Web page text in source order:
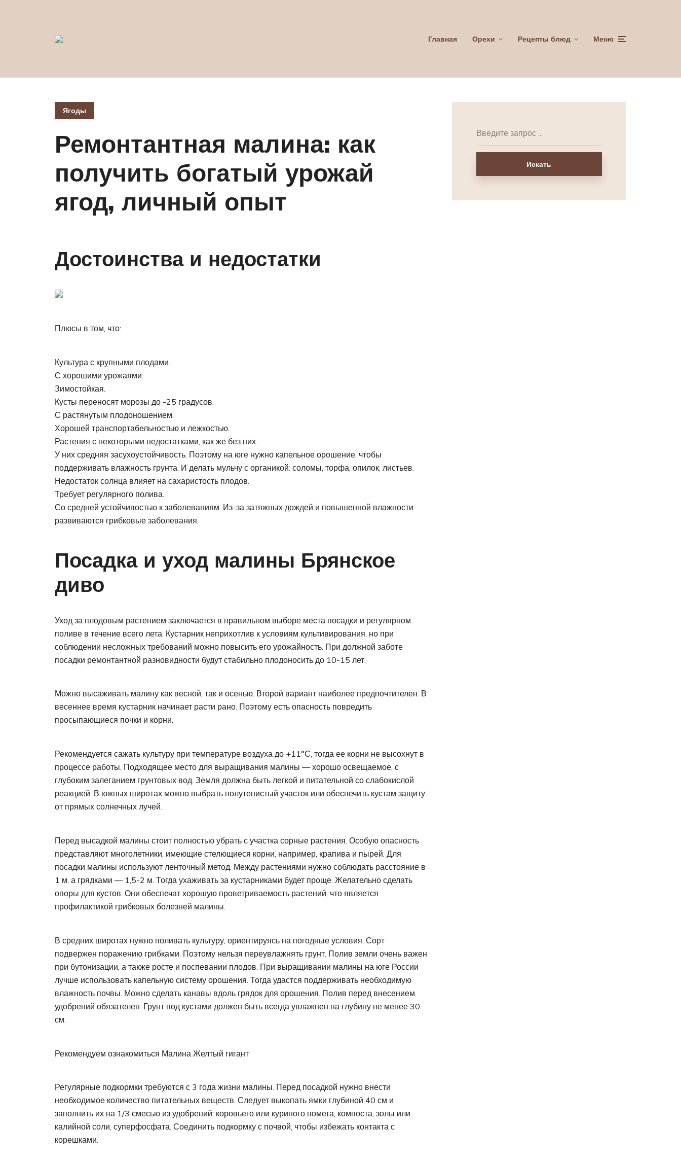
Главная Орехи Рецепты блюд Меню
Ягоды
Ремонтантная малина: как
получить богатый урожай
ягод, личный опыт
Достоинства и недостатки
Плюсы в том, что:
Культура с крупными плодами.
С хорошими урожаями.
Зимостойкая.
Кусты переносят морозы до -25 градусов.
С растянутым плодоношением.
Хорошей транспортабельностью и лежкостью.
Растения с некоторыми недостатками, как же без них.
У них средняя засухоустойчивость. Поэтому на юге нужно капельное орошение, чтобы
поддерживать влажность грунта. И делать мульчу с органикой: соломы, торфа, опилок, листьев.
Недостаток солнца влияет на сахаристость плодов.
Требует регулярного полива.
Со средней устойчивостью к заболеваниям. Из-за затяжных дождей и повышенной влажности
развиваются грибковые заболевания.
Посадка и уход малины Брянское
диво
Уход за плодовым растением заключается в правильном выборе места посадки и регулярном
поливе в течение всего лета. Кустарник неприхотлив к условиям культивирования, но при
соблюдении несложных требований можно повысить его урожайность. При должной заботе
посадки ремонтантной разновидности будут стабильно плодоносить до 10-15 лет.
Можно высаживать малину как весной, так и осенью. Второй вариант наиболее предпочтителен. В
весеннее время кустарник начинает расти рано. Поэтому есть опасность повредить
просыпающиеся почки и корни.
Рекомендуется сажать культуру при температуре воздуха до +11°С, тогда ее корни не высохнут в
процессе работы. Подходящее место для выращивания малины — хорошо освещаемое, с
глубоким залеганием грунтовых вод. Земля должна быть легкой и питательной со слабокислой
реакцией. В южных широтах можно выбрать полутенистый участок или обеспечить кустам защиту
от прямых солнечных лучей.
Перед высадкой малины стоит полностью убрать с участка сорные растения. Особую опасность
представляют многолетники, имеющие стелющиеся корни, например, крапива и пырей. Для
посадки малины используют ленточный метод. Между растениями нужно соблюдать расстояние в
1 м, а грядками — 1,5-2 м. Тогда ухаживать за кустарниками будет проще. Желательно сделать
опоры для кустов. Они обеспечат хорошую проветриваемость растений, что является
профилактикой грибковых болезней малины.
В средних широтах нужно поливать культуру, ориентируясь на погодные условия. Сорт
подвержен поражению грибками. Поэтому нельзя переувлажнять грунт. Полив земли очень важен
при бутонизации, а также росте и поспевании плодов. При выращивании малины на юге России
лучше использовать капельную систему орошения. Тогда удастся поддерживать необходимую
влажность почвы. Можно сделать канавы вдоль грядок для орошения. Полив перед внесением
удобрений обязателен. Грунт под кустами должен быть всегда увлажнен на глубину не менее 30
см.
Рекомендуем ознакомиться Малина Желтый гигант
Регулярные подкормки требуются с 3 года жизни малины. Перед посадкой нужно внести
необходимое количество питательных веществ. Следует выкопать ямки глубиной 40 см и
заполнить их на 1/3 смесью из удобрений: коровьего или куриного помета, компоста, золы или
калийной соли, суперфосфата. Соединить подкормку с почвой, чтобы избежать контакта с
корешками.
Искать